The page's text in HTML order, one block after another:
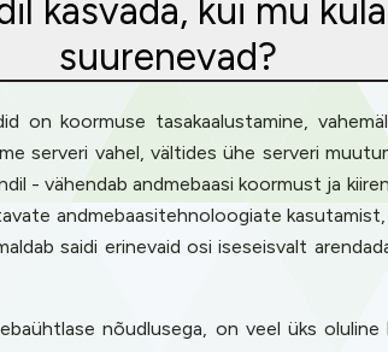
kasvada, kui mu
suurenevad?
on koormuse tasakaalustamine,
serveri vahel, vältides ühe serveri
- vähendab andmebaasi koormust ja
andmebaasitehnoloogiate
saidi erinevaid osi iseseisvalt
nõudlusega, on veel üks